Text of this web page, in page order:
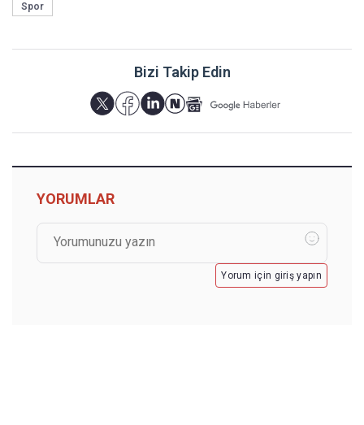
Spor
Bizi Takip Edin
YORUMLAR
Yorum için giriş yapın